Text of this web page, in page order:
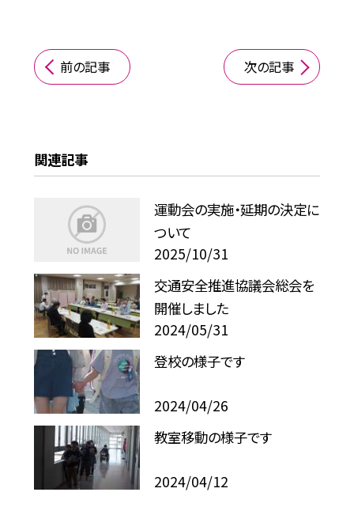
前の記事 次の記事
関連記事
運動会の実施・延期の決定に
ついて
2025/10/31
交通安全推進協議会総会を
開催しました
2024/05/31
登校の様子です
2024/04/26
教室移動の様子です
2024/04/12